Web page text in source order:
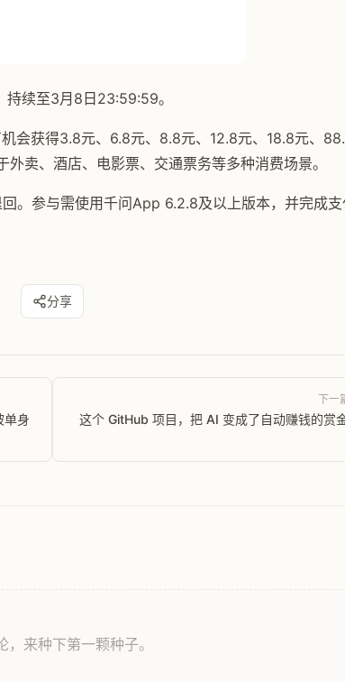
续至3月8日23:59:59。
会获得3.8元、6.8元、8.8元、12.8元、18.8元、
卖、酒店、电影票、交通票务等多种消费场景。
。参与需使用千问App 6.2.8及以上版本，并完成支
分享
单身
下一
这个 GitHub 项目，把 AI 变成了自动赚钱的赏
，来种下第一颗种子。